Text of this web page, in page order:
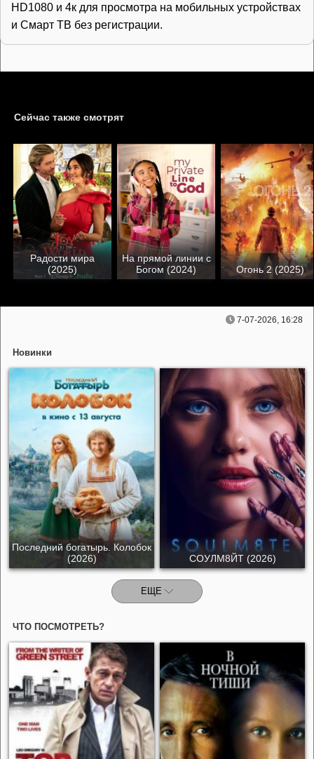
HD1080 и 4к для просмотра на мобильных устройствах
и Смарт ТВ без регистрации.
Сейчас также смотрят
Радости мира
(2025)
На прямой линии с
Богом (2024)
Огонь 2 (2025)
7-07-2026, 16:28
Новинки
Последний богатырь. Колобок
(2026)
СОУЛМ8ЙТ (2026)
ЕЩЕ
ЧТО ПОСМОТРЕТЬ?